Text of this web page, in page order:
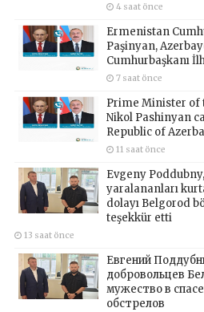
4 saat önce
Ermenistan
Paşinyan,
Cumhurbaşkanı
7 saat önce
Prime Minister of
Nikol Pashinyan
Republic of
11 saat önce
Evgeny
yaralananları
dolayı Belgorod
teşekkür etti
13 saat önce
Евгений
добровольцев
мужество в
обстрелов